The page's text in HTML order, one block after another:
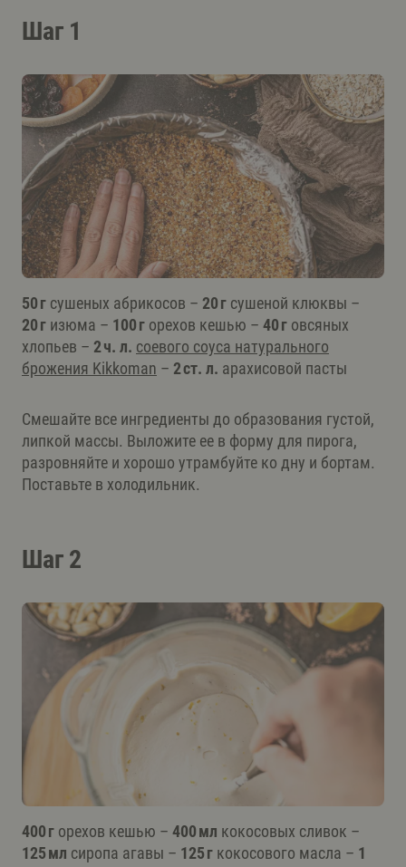
Шаг 1
50 г сушеных абрикосов – 20 г сушеной клюквы –
20 г изюма – 100 г орехов кешью – 40 г овсяных
хлопьев – 2 ч. л. соевого соуса натурального
брожения Kikkoman – 2 ст. л. арахисовой пасты
Смешайте все ингредиенты до образования густой,
липкой массы. Выложите ее в форму для пирога,
разровняйте и хорошо утрамбуйте ко дну и бортам.
Поставьте в холодильник.
Шаг 2
400 г орехов кешью – 400 мл кокосовых сливок –
125 мл сиропа агавы – 125 г кокосового масла – 1